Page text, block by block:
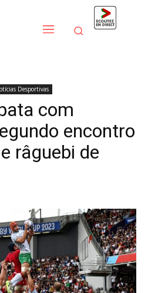
Desportivas
com
encontro
râguebi de